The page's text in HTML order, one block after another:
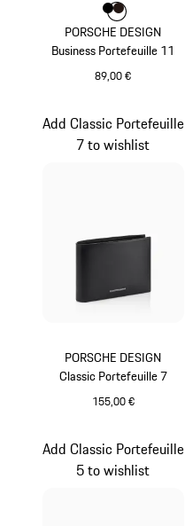
PORSCHE DESIGN
Business Portefeuille 11
89,00 €
Couleur
Couleur
Couleur
PORSCHE DESIGN
Classic Portefeuille 7
155,00 €
Add Classic Portefeuille
7 to wishlist
Add Classic Portefeuille
5 to wishlist